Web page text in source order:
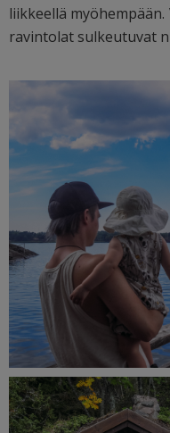
liikkeellä
ravintolat sulkeutuvat